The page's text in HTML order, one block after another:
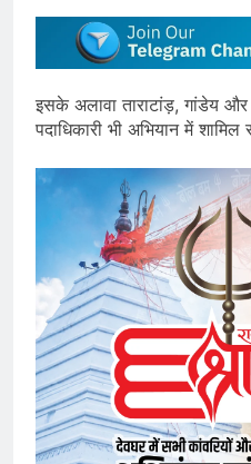
इसके अलावा ताराटांड़, गांडेय
पदाधिकारी भी अभियान में शामिल